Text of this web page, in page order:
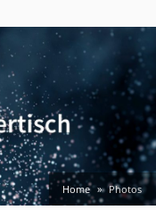
Home Photos